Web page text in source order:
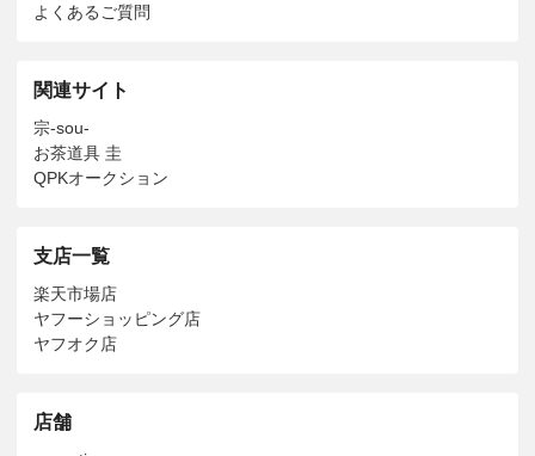
よくあるご質問
関連サイト
宗-sou-
お茶道具 圭
QPKオークション
支店一覧
楽天市場店
ヤフーショッピング店
ヤフオク店
店舗